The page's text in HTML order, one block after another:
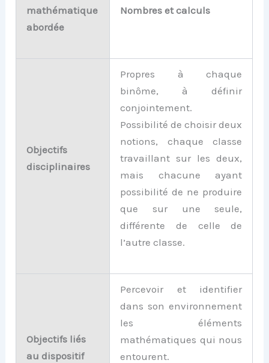
mathématique
abordée
Nombres et calculs
Objectifs
disciplinaires
Propres à chaque
binôme, à définir
conjointement.
Possibilité de choisir deux
notions, chaque classe
travaillant sur les deux,
mais chacune ayant
possibilité de ne produire
que sur une seule,
différente de celle de
l’autre classe.
Objectifs liés
au dispositif
Percevoir et identifier
dans son environnement
les éléments
mathématiques qui nous
entourent.